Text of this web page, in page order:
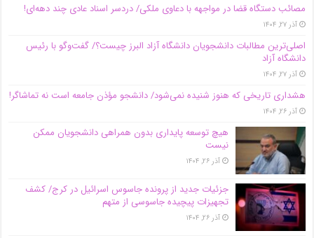
مصائب دستگاه قضا در مواجهه با دعاوی ملکی/ دردسر اسناد عادی چند‌ دهه‌ای!
آذر ۲۷, ۱۴۰۴
اصلی‌ترین مطالبات دانشجویان دانشگاه آزاد البرز چیست؟/ گفت‌وگو با رئیس
دانشگاه آز‌اد
آذر ۲۷, ۱۴۰۴
هشداری تاریخی که هنوز شنیده نمی‌شود/ دانشجو مؤذن جامعه است نه تماشاگر!
آذر ۲۶, ۱۴۰۴
هیچ توسعه پایداری بدون همراهی دانشجویان ممکن
نیست
آذر ۲۶, ۱۴۰۴
جزئیات جدید از پرونده جاسوس اسرائیل در کرج/‌ کشف
تجهیزات پیچیده جاسوسی از متهم
آذر ۲۶, ۱۴۰۴